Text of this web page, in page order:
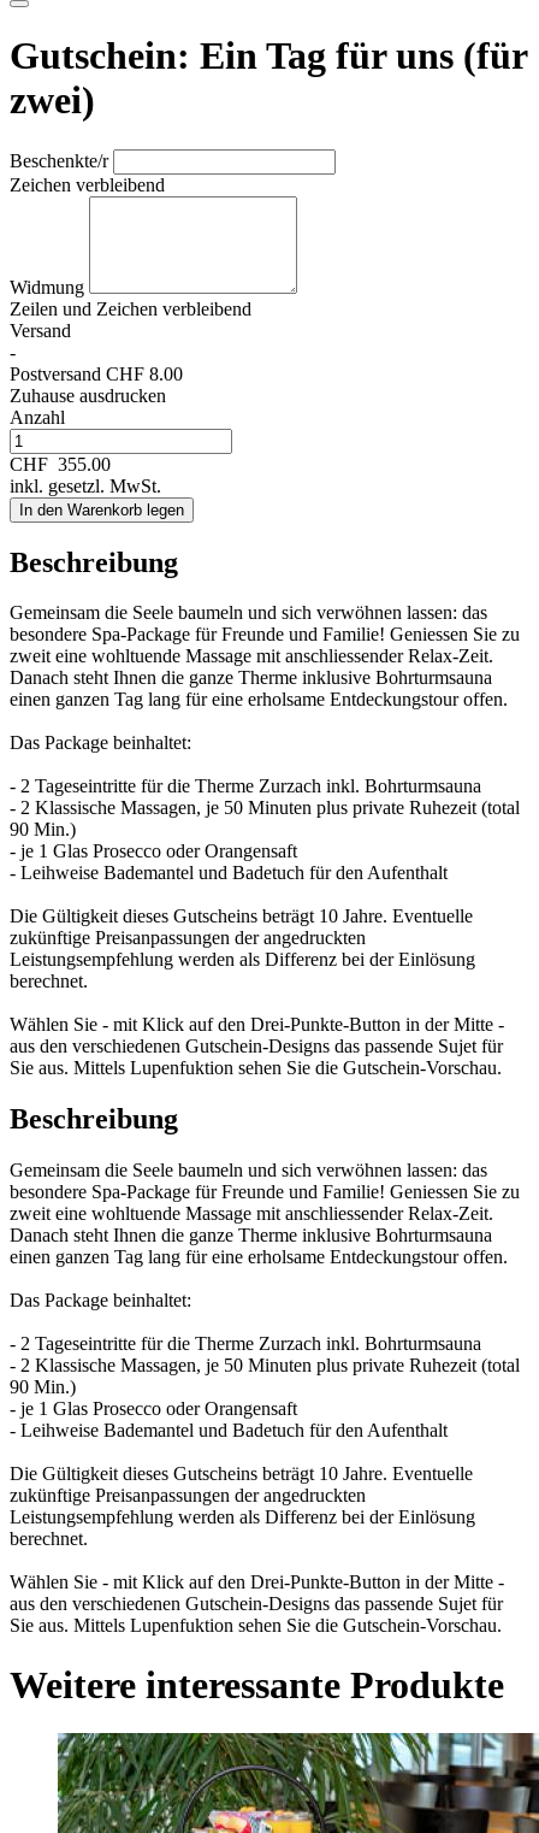
Gutschein: Ein Tag für uns (für
zwei)
Beschenkte/r
Zeichen verbleibend
Widmung
Zeilen und Zeichen verbleibend
Versand
-
Postversand CHF 8.00
Zuhause ausdrucken
Anzahl
CHF 355.00
inkl. gesetzl. MwSt.
In den Warenkorb legen
Beschreibung
Gemeinsam die Seele baumeln und sich verwöhnen lassen: das
besondere Spa-Package für Freunde und Familie! Geniessen Sie zu
zweit eine wohltuende Massage mit anschliessender Relax-Zeit.
Danach steht Ihnen die ganze Therme inklusive Bohrturmsauna
einen ganzen Tag lang für eine erholsame Entdeckungstour offen.
Das Package beinhaltet:
- 2 Tageseintritte für die Therme Zurzach inkl. Bohrturmsauna
- 2 Klassische Massagen, je 50 Minuten plus private Ruhezeit (total
90 Min.)
- je 1 Glas Prosecco oder Orangensaft
- Leihweise Bademantel und Badetuch für den Aufenthalt
Die Gültigkeit dieses Gutscheins beträgt 10 Jahre. Eventuelle
zukünftige Preisanpassungen der angedruckten
Leistungsempfehlung werden als Differenz bei der Einlösung
berechnet.
Wählen Sie - mit Klick auf den Drei-Punkte-Button in der Mitte -
aus den verschiedenen Gutschein-Designs das passende Sujet für
Sie aus. Mittels Lupenfuktion sehen Sie die Gutschein-Vorschau.
Beschreibung
Gemeinsam die Seele baumeln und sich verwöhnen lassen: das
besondere Spa-Package für Freunde und Familie! Geniessen Sie zu
zweit eine wohltuende Massage mit anschliessender Relax-Zeit.
Danach steht Ihnen die ganze Therme inklusive Bohrturmsauna
einen ganzen Tag lang für eine erholsame Entdeckungstour offen.
Das Package beinhaltet:
- 2 Tageseintritte für die Therme Zurzach inkl. Bohrturmsauna
- 2 Klassische Massagen, je 50 Minuten plus private Ruhezeit (total
90 Min.)
- je 1 Glas Prosecco oder Orangensaft
- Leihweise Bademantel und Badetuch für den Aufenthalt
Die Gültigkeit dieses Gutscheins beträgt 10 Jahre. Eventuelle
zukünftige Preisanpassungen der angedruckten
Leistungsempfehlung werden als Differenz bei der Einlösung
berechnet.
Wählen Sie - mit Klick auf den Drei-Punkte-Button in der Mitte -
aus den verschiedenen Gutschein-Designs das passende Sujet für
Sie aus. Mittels Lupenfuktion sehen Sie die Gutschein-Vorschau.
Weitere interessante Produkte